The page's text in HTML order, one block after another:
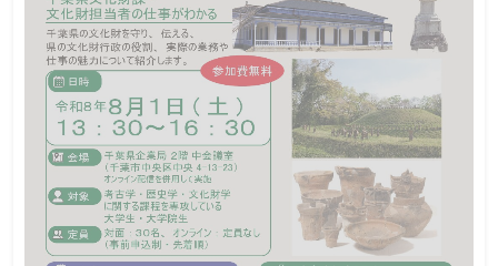
対象
石川県職員として働くことに関心のある職務経験者(職務
経験者（秋）試験を受験可能な方)
定員 オンライン：上限なし
締切 令和８年７月３０日（木）１７：００まで